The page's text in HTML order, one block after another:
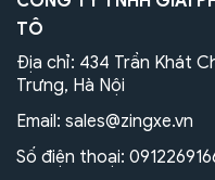
TÔ
Địa chỉ: 434 Trần Khát
Trưng, Hà Nội
Email: sales@zingxe.vn
Số điện thoại: